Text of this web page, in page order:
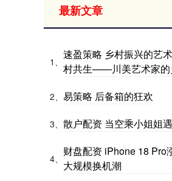
最新文章
1、
速盈策略 乡村振兴的艺
村共生——川美艺术家的
2、 易策略 后备箱的狂欢
3、 散户配资 当空乘小姐姐
4、
财盘配资 iPhone 18 Pro
大规模换机潮